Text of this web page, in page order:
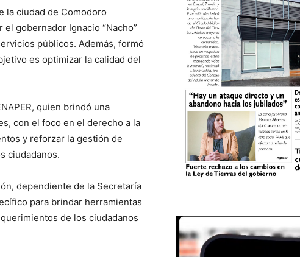
la ciudad de Comodoro
gobernador Ignacio “Nacho”
públicos. Además, formó
es optimizar la calidad del
quien brindó una
con el foco en el derecho a la
y reforzar la gestión de
ciudadanos.
dependiente de la Secretaría
para brindar herramientas
de los ciudadanos